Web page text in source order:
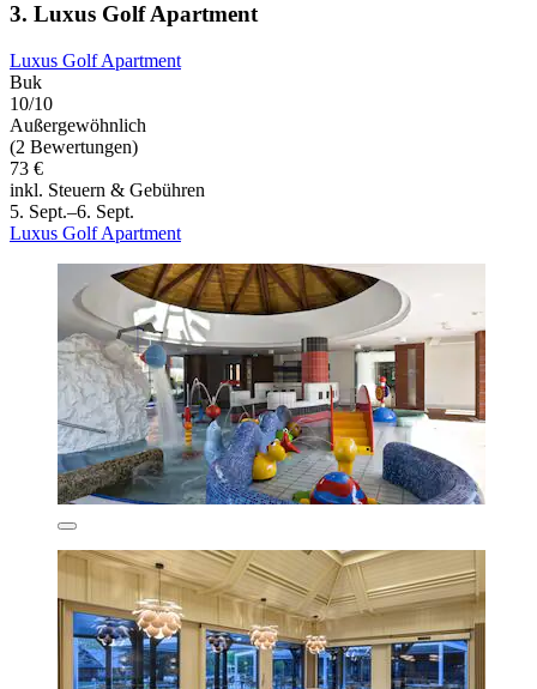
3. Luxus Golf Apartment
Luxus Golf Apartment
Buk
10/10
Außergewöhnlich
(2 Bewertungen)
73 €
inkl. Steuern & Gebühren
5. Sept.–6. Sept.
Luxus Golf Apartment